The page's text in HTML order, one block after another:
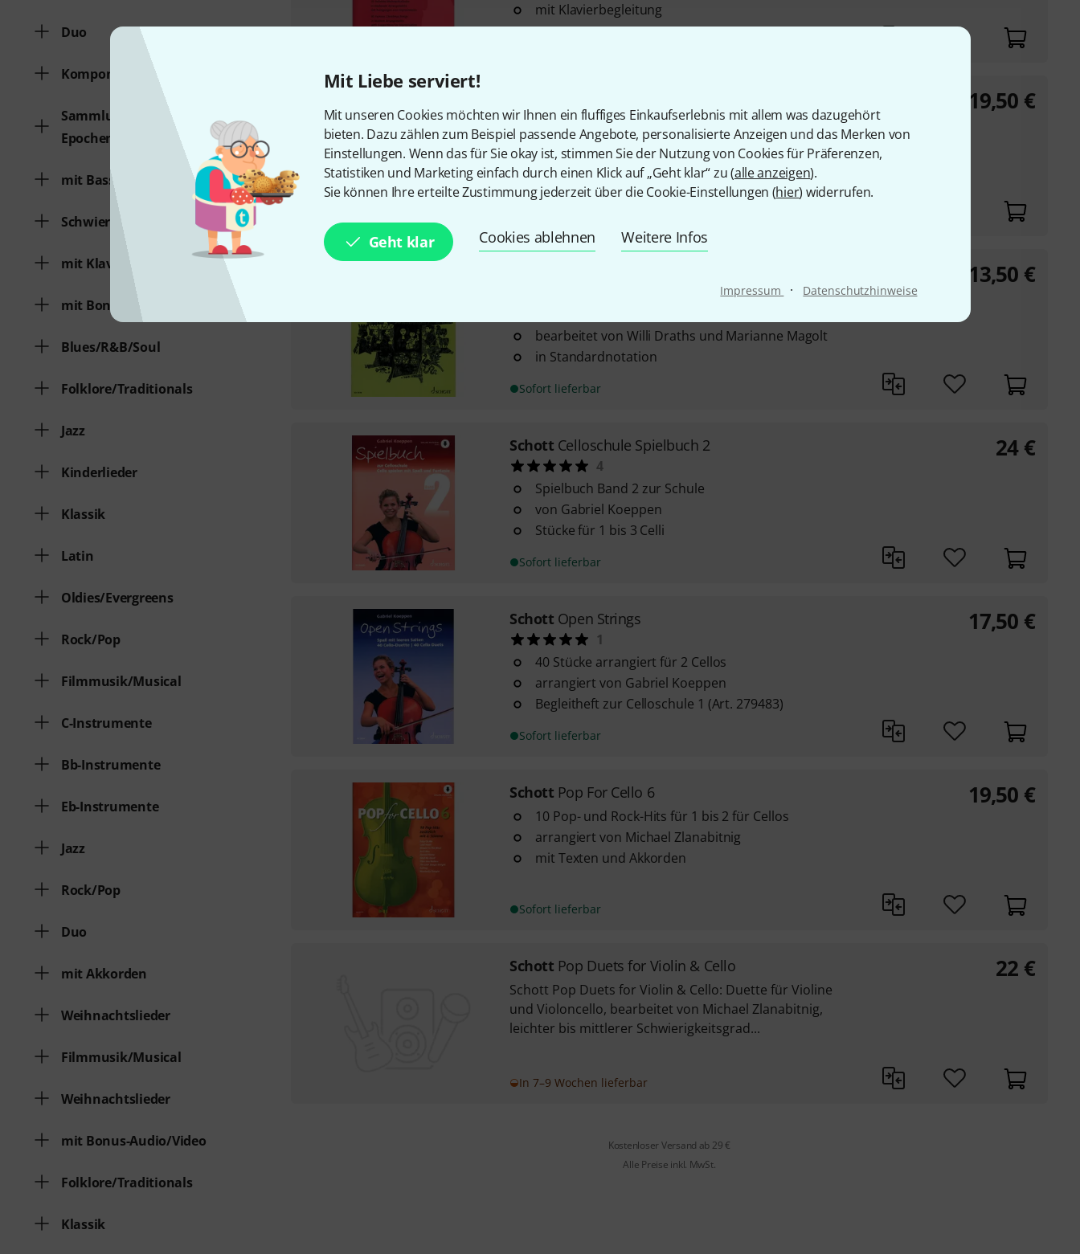
Mit Liebe serviert!
Mit unseren Cookies möchten wir Ihnen ein fluffiges Einkaufserlebnis mit allem was dazugehört
bieten. Dazu zählen zum Beispiel passende Angebote, personalisierte Anzeigen und das Merken von
Einstellungen. Wenn das für Sie okay ist, stimmen Sie der Nutzung von Cookies für Präferenzen,
Statistiken und Marketing einfach durch einen Klick auf „Geht klar“ zu (alle anzeigen).
Sie können Ihre erteilte Zustimmung jederzeit über die Cookie-Einstellungen (hier) widerrufen.
Geht klar Cookies ablehnen Weitere Infos
Impressum · Datenschutzhinweise
Duo
Komponist
Sammlungen verschiedener
Epochen
mit Basso continuo
Schwierigkeitsgrad
mit Klavierbegleitung
mit Bonus-Audio/Video
Blues/R&B/Soul
Folklore/Traditionals
Jazz
Kinderlieder
Klassik
Latin
Oldies/Evergreens
Rock/Pop
Filmmusik/Musical
C-Instrumente
Bb-Instrumente
Eb-Instrumente
Jazz
Rock/Pop
Duo
mit Akkorden
Weihnachtslieder
Filmmusik/Musical
Weihnachtslieder
mit Bonus-Audio/Video
Folklore/Traditionals
Klassik
mit Klavierbegleitung
6
12 Pop-Hits arrangiert für 1-2 Celli
arrangiert von Michael Zlanabitnig
mit Akkorden und Texten
19,50 €
bearbeitet von Willi Draths und Marianne Magolt
in Standardnotation
Sofort lieferbar
13,50 €
Schott Celloschule Spielbuch 2
4
Spielbuch Band 2 zur Schule
von Gabriel Koeppen
Stücke für 1 bis 3 Celli
Sofort lieferbar
24 €
Schott Open Strings
1
40 Stücke arrangiert für 2 Cellos
arrangiert von Gabriel Koeppen
Begleitheft zur Celloschule 1 (Art. 279483)
Sofort lieferbar
17,50 €
Schott Pop For Cello 6
10 Pop- und Rock-Hits für 1 bis 2 für Cellos
arrangiert von Michael Zlanabitnig
mit Texten und Akkorden
Sofort lieferbar
19,50 €
Schott Pop Duets for Violin & Cello
Schott Pop Duets for Violin & Cello: Duette für Violine
und Violoncello, bearbeitet von Michael Zlanabitnig,
leichter bis mittlerer Schwierigkeitsgrad...
In 7–9 Wochen lieferbar
22 €
Kostenloser Versand ab 29 €
Alle Preise inkl. MwSt.